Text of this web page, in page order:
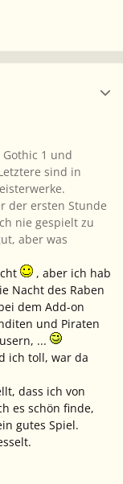
1 und
sind in
der ersten Stunde
nie gespielt zu
aber was
, aber ich hab
Nacht des Raben
dem Add-on
und Piraten
...
ich toll, war da
dass ich von
es schön finde,
gutes Spiel.